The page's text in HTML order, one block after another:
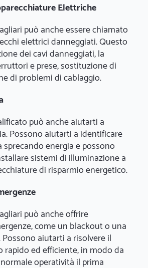
Elettriche
può anche essere chiamato
elettrici danneggiati. Questo
dei cavi danneggiati, la
e prese, sostituzione di
di problemi di cablaggio.
può anche aiutarti a
Possono aiutarti a identificare
sprecando energia e possono
sistemi di illuminazione a
di risparmio energetico.
può anche offrire
come un blackout o una
aiutarti a risolvere il
rapido ed efficiente, in modo da
operatività il prima